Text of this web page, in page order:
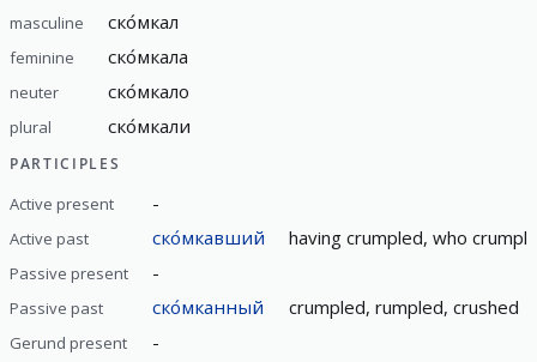
masculine
ско́мкал
feminine ско́мкала
neuter ско́мкало
plural ско́мкали
PARTICIPLES
Active present -
Active past ско́мкавший having crumpled, who
Passive present -
Passive past ско́мканный crumpled, rumpled, crushed
Gerund present -